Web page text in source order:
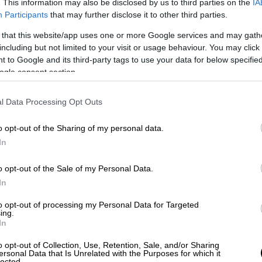
This information may also be disclosed by us to third parties on the
Participants that may further disclose it to other third parties.
that this website/app uses one or more Google services and may
but not limited to your visit or usage behaviour. You may
to Google and its third-party tags to use your data for below
consent section.
Data Processing Opt Outs
opt-out of the Sharing of my personal data.
opt-out of the Sale of my Personal Data.
opt-out of processing my Personal Data for Targeted
opt-out of Collection, Use, Retention, Sale, and/or Sharing
Data that Is Unrelated with the Purposes for which it
στην Αθήνα - Το πρόγραμμα
και το κράτος δικαίου
κατάσταση» και τη «δημοκρατική
κάνοντας λόγο για «με επίμονους
περιορισμό του κράτους δικαίου και
ζητείται ο τερματισμός των
του για την προεδρία, Εκρέμ Ιμάμογλου,
δικαιωμάτων, νομικών,
και ακτιβιστών.
επικρίνει έντονα τη στάση σιωπής